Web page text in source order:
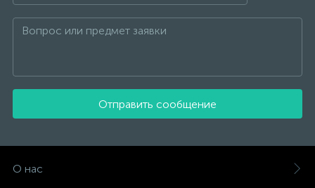
Отправить сообщение
О нас